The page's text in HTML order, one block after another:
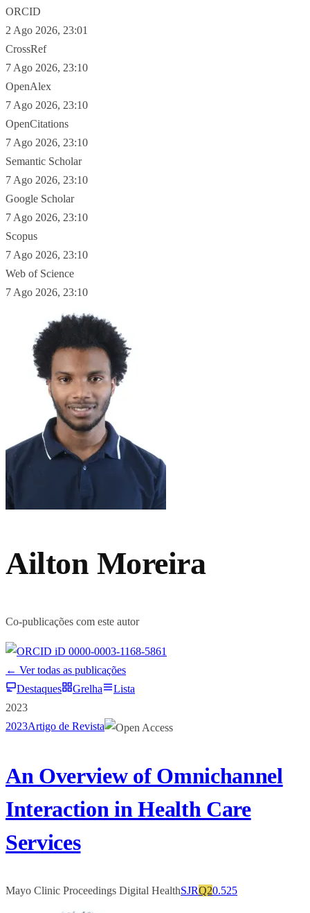
ORCID
2 Ago 2026, 23:01
CrossRef
7 Ago 2026, 23:10
OpenAlex
7 Ago 2026, 23:10
OpenCitations
7 Ago 2026, 23:10
Semantic Scholar
7 Ago 2026, 23:10
Google Scholar
7 Ago 2026, 23:10
Scopus
7 Ago 2026, 23:10
Web of Science
7 Ago 2026, 23:10
Ailton Moreira
Co-publicações com este autor
0000-0003-1168-5861
← Ver todas as publicações
Destaques
Grelha
Lista
2023
2023Artigo de Revista
An Overview of Omnichannel
Interaction in Health Care
Services
Mayo Clinic Proceedings Digital HealthSJRQ20.525